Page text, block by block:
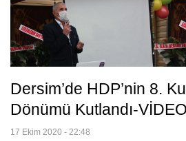
Dersim’de HDP’nin 8.
Dönümü Kutlandı-VİDEO
17 Ekim 2020 - 22:48